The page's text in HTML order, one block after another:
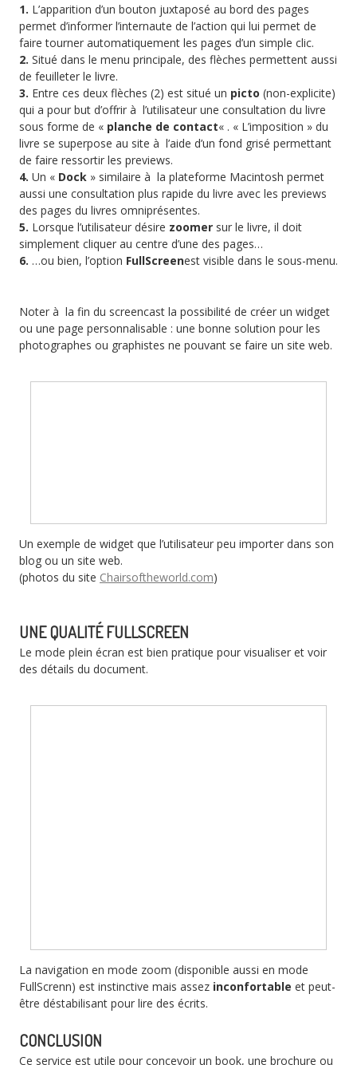
1. L’apparition d’un bouton juxtaposé au bord des pages
permet d’informer l’internaute de l’action qui lui permet de
faire tourner automatiquement les pages d’un simple clic.
2. Situé dans le menu principale, des flèches permettent aussi
de feuilleter le livre.
3. Entre ces deux flèches (2) est situé un picto (non-explicite)
qui a pour but d’offrir à l’utilisateur une consultation du livre
sous forme de « planche de contact« . « L’imposition » du
livre se superpose au site à l’aide d’un fond grisé permettant
de faire ressortir les previews.
4. Un « Dock » similaire à la plateforme Macintosh permet
aussi une consultation plus rapide du livre avec les previews
des pages du livres omniprésentes.
5. Lorsque l’utilisateur désire zoomer sur le livre, il doit
simplement cliquer au centre d’une des pages…
6. …ou bien, l’option FullScreenest visible dans le sous-menu.
Noter à la fin du screencast la possibilité de créer un widget
ou une page personnalisable : une bonne solution pour les
photographes ou graphistes ne pouvant se faire un site web.
Un exemple de widget que l’utilisateur peu importer dans son
blog ou un site web.
(photos du site Chairsoftheworld.com)
UNE QUALITÉ FULLSCREEN
Le mode plein écran est bien pratique pour visualiser et voir
des détails du document.
La navigation en mode zoom (disponible aussi en mode
FullScrenn) est instinctive mais assez inconfortable et peut-
être déstabilisant pour lire des écrits.
CONCLUSION
Ce service est utile pour concevoir un book, une brochure ou